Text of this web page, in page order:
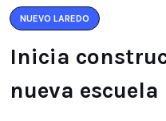
NUEVO LAREDO
Inicia
nueva escuela